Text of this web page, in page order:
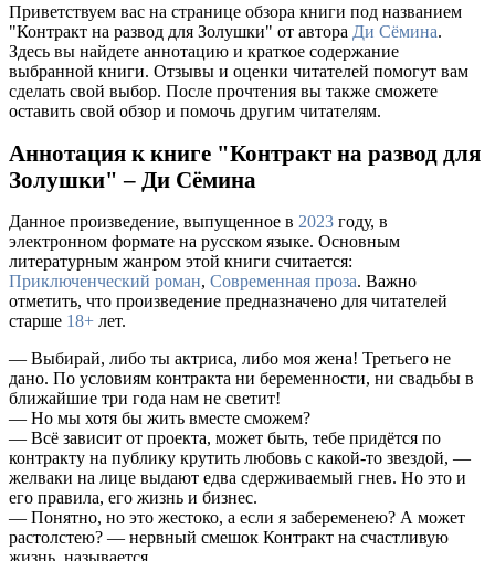
Приветствуем вас на странице обзора книги под названием
"Контракт на развод для Золушки" от автора Ди Сёмина.
Здесь вы найдете аннотацию и краткое содержание
выбранной книги. Отзывы и оценки читателей помогут вам
сделать свой выбор. После прочтения вы также сможете
оставить свой обзор и помочь другим читателям.
Аннотация к книге "Контракт на развод для
Золушки" – Ди Сёмина
Данное произведение, выпущенное в 2023 году, в
электронном формате на русском языке. Основным
литературным жанром этой книги считается:
Приключенческий роман, Современная проза. Важно
отметить, что произведение предназначено для читателей
старше 18+ лет.
— Выбирай, либо ты актриса, либо моя жена! Третьего не
дано. По условиям контракта ни беременности, ни свадьбы в
ближайшие три года нам не светит!
— Но мы хотя бы жить вместе сможем?
— Всё зависит от проекта, может быть, тебе придётся по
контракту на публику крутить любовь с какой-то звездой, —
желваки на лице выдают едва сдерживаемый гнев. Но это и
его правила, его жизнь и бизнес.
— Понятно, но это жестоко, а если я забеременею? А может
растолстею? — нервный смешок Контракт на счастливую